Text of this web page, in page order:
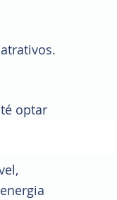
optar